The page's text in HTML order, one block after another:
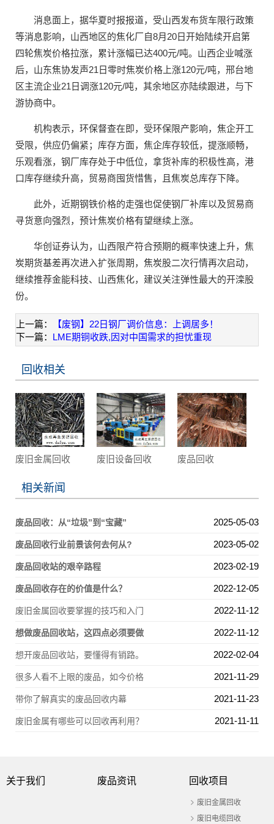
消息面上，据华夏时报报道，受山西发布货车限行政策
等消息影响，山西地区的焦化厂自8月20日开始陆续开启第
四轮焦炭价格拉涨，累计涨幅已达400元/吨。山西企业喊涨
后，山东焦协发声21日零时焦炭价格上涨120元/吨，邢台地
区主流企业21日调涨120元/吨，其余地区亦陆续跟进，与下
游协商中。
机构表示，环保督查在即，受环保限产影响，焦企开工
受限，供应仍偏紧；库存方面，焦企库存较低，提涨顺畅，
乐观看涨，钢厂库存处于中低位，拿货补库的积极性高，港
口库存继续升高，贸易商囤货惜售，且焦炭总库存下降。
此外，近期钢铁价格的走强也促使钢厂补库以及贸易商
寻货意向强烈，预计焦炭价格有望继续上涨。
华创证券认为，山西限产符合预期的概率快速上升，焦
炭期货基差再次进入扩张周期，焦炭股二次行情再次启动，
继续推荐金能科技、山西焦化，建议关注弹性最大的开滦股
份。
上一篇：
【废钢】22日钢厂调价信息：上调居多！
下一篇： LME期铜收跌,因对中国需求的担忧重现
回收相关
废旧金属回收 废旧设备回收 废品回收
相关新闻
废品回收：从“垃圾”到“宝藏” 2025-05-03
废品回收行业前景该何去何从? 2023-05-02
废品回收站的艰辛路程 2023-02-19
废品回收存在的价值是什么？ 2022-12-05
废旧金属回收要掌握的技巧和入门 2022-11-12
想做废品回收站，这四点必须要做 2022-11-12
想开废品回收站，要懂得有销路。 2022-02-04
很多人看不上眼的废品，如今价格 2021-11-29
带你了解真实的废品回收内幕 2021-11-23
废旧金属有哪些可以回收再利用？ 2021-11-11
关于我们 废品资讯 回收项目
废旧金属回收
废旧电缆回收